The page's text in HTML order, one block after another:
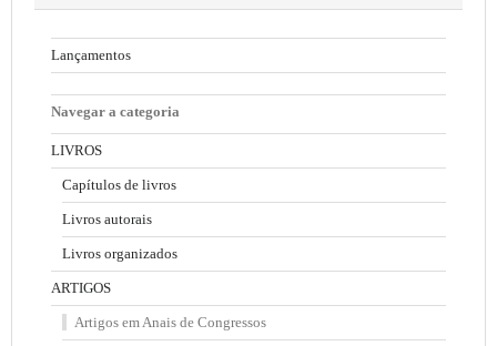
Lançamentos
Navegar a categoria
LIVROS
Capítulos de livros
Livros autorais
Livros organizados
ARTIGOS
Artigos em Anais de Congressos